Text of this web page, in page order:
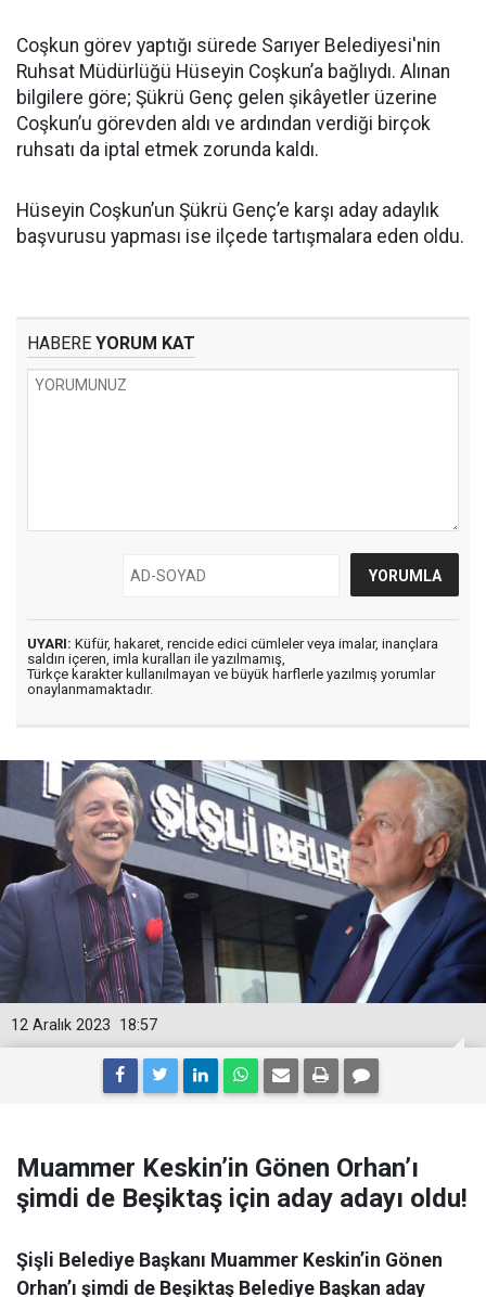
Coşkun görev yaptığı sürede Sarıyer Belediyesi'nin
Ruhsat Müdürlüğü Hüseyin Coşkun’a bağlıydı. Alınan
bilgilere göre; Şükrü Genç gelen şikâyetler üzerine
Coşkun’u görevden aldı ve ardından verdiği birçok
ruhsatı da iptal etmek zorunda kaldı.
Hüseyin Coşkun’un Şükrü Genç’e karşı aday adaylık
başvurusu yapması ise ilçede tartışmalara eden oldu.
HABERE YORUM KAT
UYARI: Küfür, hakaret, rencide edici cümleler veya imalar, inançlara
saldırı içeren, imla kuralları ile yazılmamış,
Türkçe karakter kullanılmayan ve büyük harflerle yazılmış yorumlar
onaylanmamaktadır.
18:57
12 Aralık 2023
Muammer Keskin’in Gönen Orhan’ı
şimdi de Beşiktaş için aday adayı oldu!
Şişli Belediye Başkanı Muammer Keskin’in Gönen
Orhan’ı şimdi de Beşiktaş Belediye Başkan aday